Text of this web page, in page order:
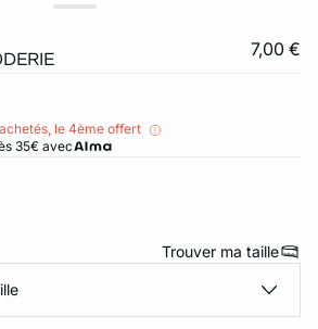
7,00 €
le 4ème offert
35€ avec
Trouver ma taille